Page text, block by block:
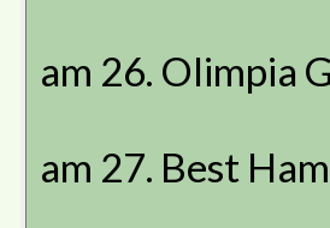
am 26. Olimpia
am 27. Best